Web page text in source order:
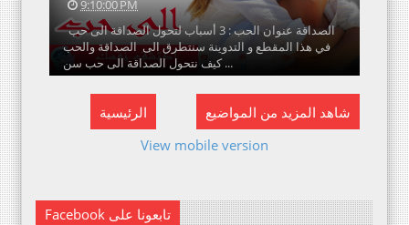
9:10:00 PM
الصداقة عنوان الحب : 3 أسباب لتحول الصداقة الى حب
في هذا المقطع و التدوينة سنتطرق الى الصداقة والحب
كيف نتحول الصداقة الى حب سن...
شاهد المزيد من المواضيع
الرئيسية
View mobile version
Facebook تابعونا على